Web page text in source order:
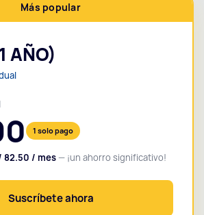
Más popular
AÑO)
1 solo pago
82.50 / mes— ¡un ahorro significativo!
Suscríbete ahora